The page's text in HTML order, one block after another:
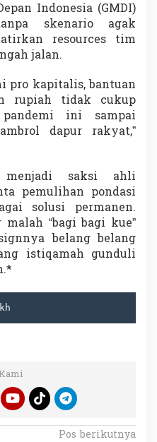
Indonesia (GMDI)
skenario agak
resources tim
jalan.
pro kapitalis, bantuan
rupiah tidak cukup
ini sampai
dapur rakyat,”
saksi ahli
pemulihan pondasi
solusi permanen.
“bagi bagi kue”
belang belang
istiqamah gunduli
Pos berikutnya